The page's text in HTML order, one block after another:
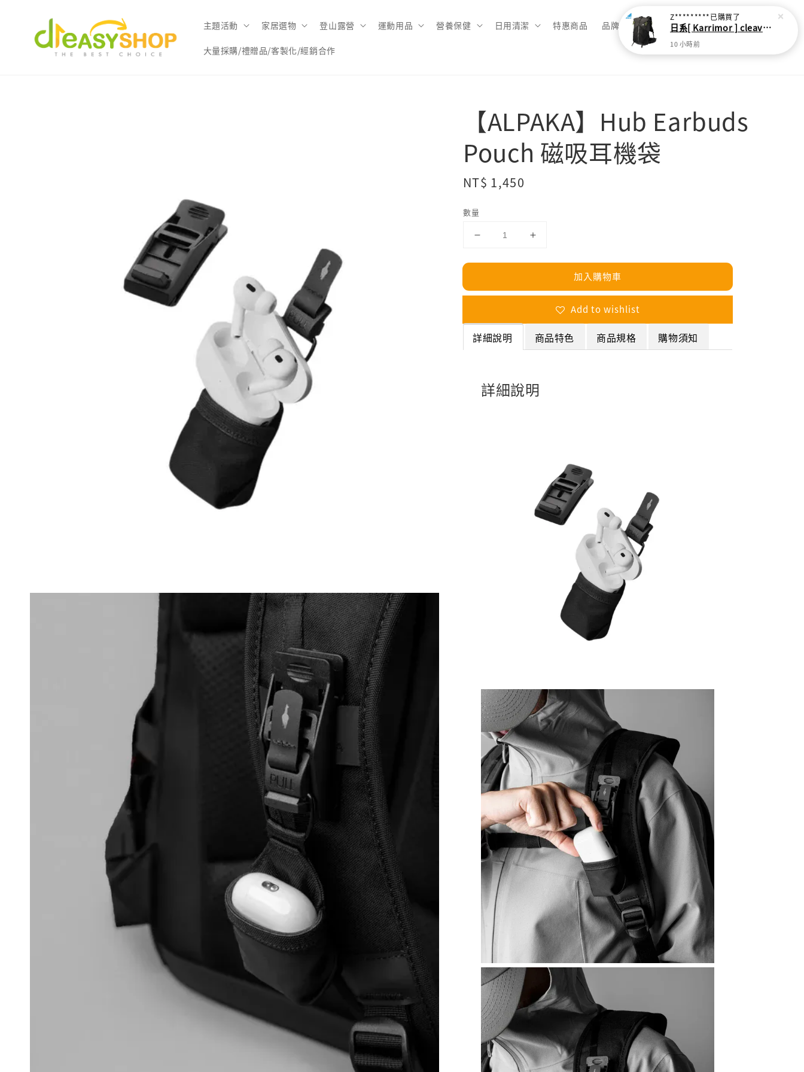
主題活動 家居選物 登山露營 運動用品 營養保健 日用清潔 特惠商品 品牌總覽
大量採購/禮贈品/客製化/經銷合作
【ALPAKA】Hub Earbuds
Pouch 磁吸耳機袋
Regular
NT$ 1,450
數量
加入購物車
Add to wishlist
詳細說明 商品特色 商品規格 購物須知
詳細說明
Z*********已購買了
日系[ Karrimor ] cleave 30L 輕量野跑健走包
10 小時前